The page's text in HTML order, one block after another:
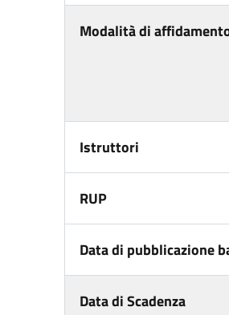
Modalità di
Istruttori
RUP
Data di pubblicazione
Data di Scadenza